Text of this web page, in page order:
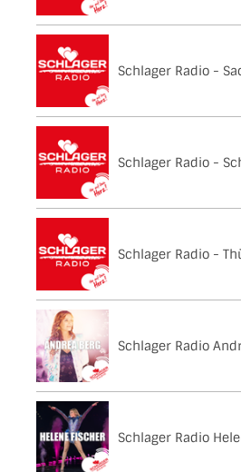
Schlager Radio -
Schlager Radio -
Schlager Radio -
Schlager Radio
Schlager Radio